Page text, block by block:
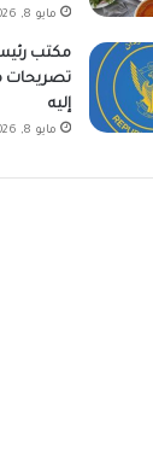
مايو 8, 2026
مكتب رئيس
تصريحات
إليه
مايو 8, 2026